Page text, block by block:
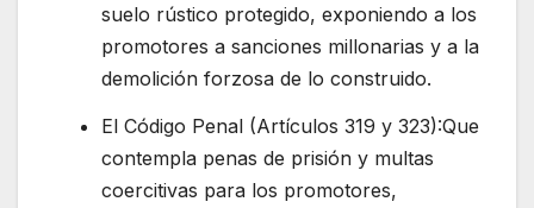
suelo rústico protegido, exponiendo a los
promotores a sanciones millonarias y a la
demolición forzosa de lo construido.
El Código Penal (Artículos 319 y 323):Que
contempla penas de prisión y multas
coercitivas para los promotores,